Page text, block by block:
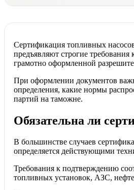
Сертификация топливных
предъявляют строгие требования
грамотно оформленной
При оформлении документов
определения, какие нормы
партий на таможне.
Обязательна ли
В большинстве случаев
определяется действующими
Требования к подтверждению
топливных установок, АЗС,